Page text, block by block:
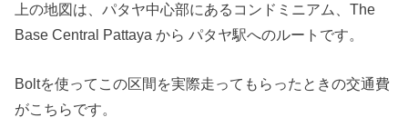
上の地図は、パタヤ中心部にあるコンドミニアム、The
Base Central Pattaya から パタヤ駅へのルートです。
Boltを使ってこの区間を実際走ってもらったときの交通費
がこちらです。